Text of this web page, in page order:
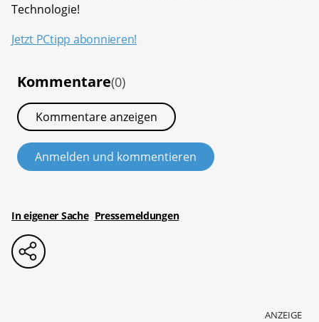
Technologie!
Jetzt PCtipp abonnieren!
Kommentare(0)
Kommentare anzeigen
Anmelden und kommentieren
In eigener Sache Pressemeldungen
ANZEIGE